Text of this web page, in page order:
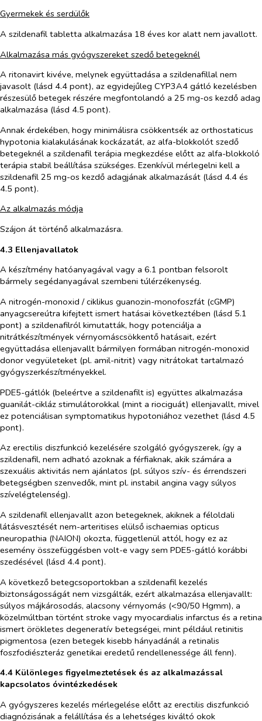
Gyermekek és serdülők
A szildenafil tabletta alkalmazása 18 éves kor alatt nem javallott.
Alkalmazása más gyógyszereket szedő betegeknél
A ritonavirt kivéve, melynek együttadása a szildenafillal nem
javasolt (lásd 4.4 pont), az egyidejűleg CYP3A4 gátló kezelésben
részesülő betegek részére megfontolandó a 25 mg-os kezdő adag
alkalmazása (lásd 4.5 pont).
Annak érdekében, hogy minimálisra csökkentsék az orthostaticus
hypotonia kialakulásának kockázatát, az alfa-blokkolót szedő
betegeknél a szildenafil terápia megkezdése előtt az alfa-blokkoló
terápia stabil beállítása szükséges. Ezenkívül mérlegelni kell a
szildenafil 25 mg-os kezdő adagjának alkalmazását (lásd 4.4 és
4.5 pont).
Az alkalmazás módja
Szájon át történő alkalmazásra.
4.3 Ellenjavallatok
A készítmény hatóanyagával vagy a 6.1 pontban felsorolt
bármely segédanyagával szembeni túlérzékenység.
A nitrogén-monoxid / ciklikus guanozin-monofoszfát (cGMP)
anyagcsereútra kifejtett ismert hatásai következtében (lásd 5.1
pont) a szildenafilról kimutatták, hogy potenciálja a
nitrátkészítmények vérnyomáscsökkentő hatásait, ezért
együttadása ellenjavallt bármilyen formában nitrogén-monoxid
donor vegyületeket (pl. amil-nitrit) vagy nitrátokat tartalmazó
gyógyszerkészítményekkel.
PDE5-gátlók (beleértve a szildenafilt is) együttes alkalmazása
guanilát-cikláz stimulátorokkal (mint a riociguát) ellenjavallt, mivel
ez potenciálisan symptomatikus hypotoniához vezethet (lásd 4.5
pont).
Az erectilis diszfunkció kezelésére szolgáló gyógyszerek, így a
szildenafil, nem adható azoknak a férfiaknak, akik számára a
szexuális aktivitás nem ajánlatos (pl. súlyos szív- és érrendszeri
betegségben szenvedők, mint pl. instabil angina vagy súlyos
szívelégtelenség).
A szildenafil ellenjavallt azon betegeknek, akiknek a féloldali
látásvesztését nem-arteritises elülső ischaemias opticus
neuropathia (NAION) okozta, függetlenül attól, hogy ez az
esemény összefüggésben volt-e vagy sem PDE5-gátló korábbi
szedésével (lásd 4.4 pont).
A következő betegcsoportokban a szildenafil kezelés
biztonságosságát nem vizsgálták, ezért alkalmazása ellenjavallt:
súlyos májkárosodás, alacsony vérnyomás (<90/50 Hgmm), a
közelmúltban történt stroke vagy myocardialis infarctus és a retina
ismert örökletes degeneratív betegségei, mint például retinitis
pigmentosa (ezen betegek kisebb hányadánál a retinalis
foszfodiészteráz genetikai eredetű rendellenessége áll fenn).
4.4 Különleges figyelmeztetések és az alkalmazással
kapcsolatos óvintézkedések
A gyógyszeres kezelés mérlegelése előtt az erectilis diszfunkció
diagnózisának a felállítása és a lehetséges kiváltó okok